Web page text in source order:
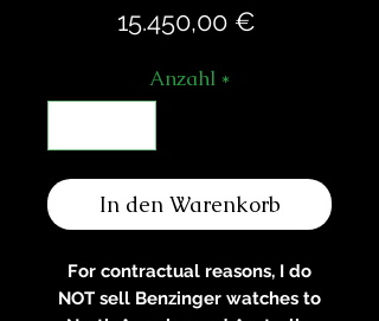
15.450,00 €
Anzahl *
In den Warenkorb
For contractual reasons, I do
NOT sell Benzinger watches to